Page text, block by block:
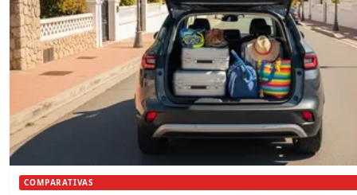
COMPARATIVAS